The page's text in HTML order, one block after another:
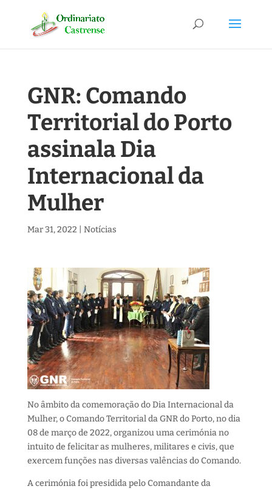
GNR: Comando
Territorial do Porto
assinala Dia
Internacional da
Mulher
Mar 31, 2022 Notícias
No âmbito da comemoração do Dia Internacional da
Mulher, o Comando Territorial da GNR do Porto, no dia
08 de março de 2022, organizou uma cerimónia no
intuito de felicitar as mulheres, militares e civis, que
exercem funções nas diversas valências do Comando.
A cerimónia foi presidida pelo Comandante da